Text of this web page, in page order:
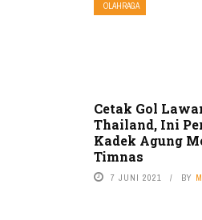
OLAHRAGA
Cetak Gol
Thailand, Ini
Kadek Agung
Timnas
7 JUNI 2021 BY